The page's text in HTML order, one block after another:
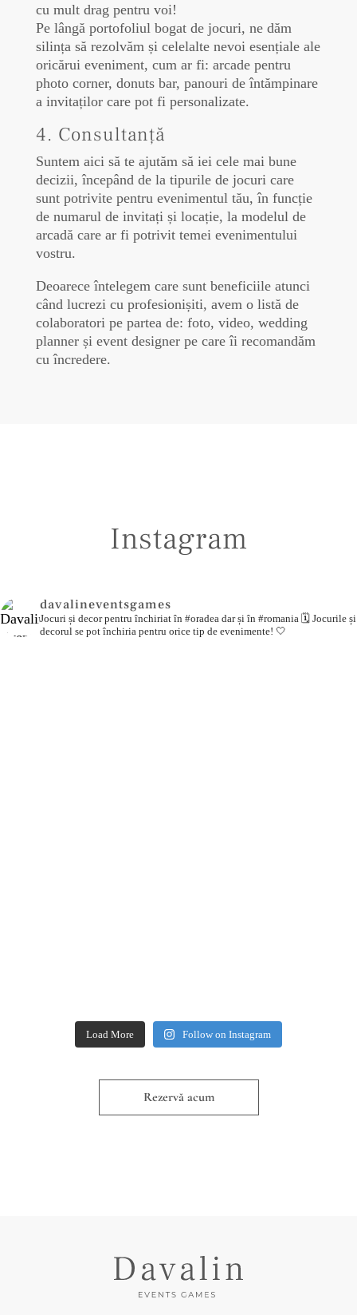
cu mult drag pentru voi!
Pe lângă portofoliul bogat de jocuri, ne dăm
silința să rezolvăm și celelalte nevoi esențiale ale
oricărui eveniment, cum ar fi: arcade pentru
photo corner, donuts bar, panouri de întămpinare
a invitaților care pot fi personalizate.
4. Consultanță
Suntem aici să te ajutăm să iei cele mai bune
decizii, începând de la tipurile de jocuri care
sunt potrivite pentru evenimentul tău, în funcție
de numarul de invitați și locație, la modelul de
arcadă care ar fi potrivit temei evenimentului
vostru.
Deoarece întelegem care sunt beneficiile atunci
când lucrezi cu profesionișiti, avem o listă de
colaboratori pe partea de: foto, video, wedding
planner și event designer pe care îi recomandăm
cu încredere.
Instagram
davalineventsgames
Jocuri și decor pentru închiriat în #oradea dar și în #romania 🗓️ Jocurile și
decorul se pot închiria pentru orice tip de evenimente! 🤍
Load More Follow on Instagram
Rezervă acum